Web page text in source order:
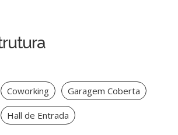
Coworking Garagem Coberta
Hall de Entrada